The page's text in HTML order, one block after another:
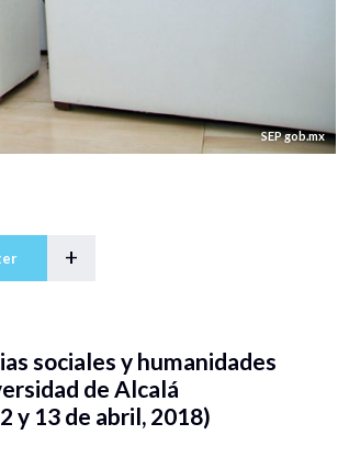
SEP gob.mx
+
sociales y humanidades
de Alcalá
y 13 de abril, 2018)